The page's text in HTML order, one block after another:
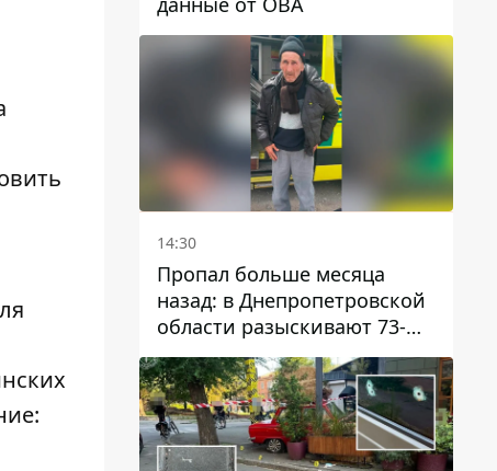
14:30
Пропал больше месяца
назад: в Днепропетровской
области разыскивают 73-
летнего мужчину